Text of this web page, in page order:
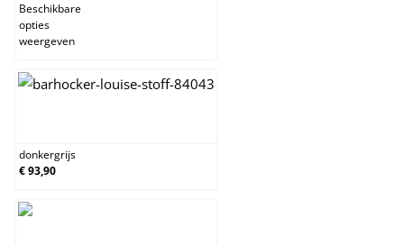
Beschikbare
opties
weergeven
donkergrijs
€ 93,90